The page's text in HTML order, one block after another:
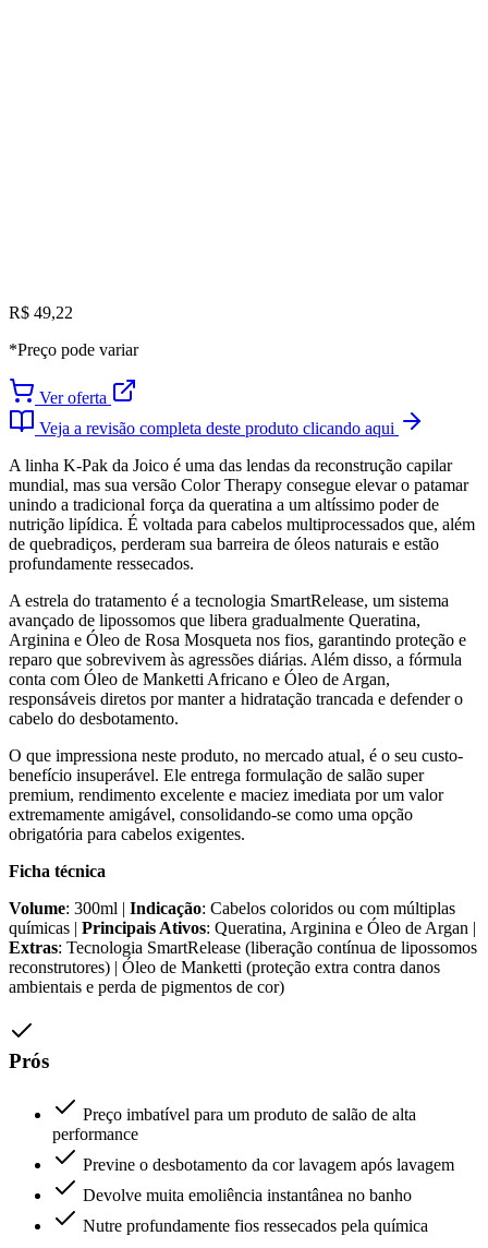
R$ 49,22
*Preço pode variar
Ver oferta
Veja a revisão completa deste produto clicando aqui
A linha K-Pak da Joico é uma das lendas da reconstrução capilar
mundial, mas sua versão Color Therapy consegue elevar o patamar
unindo a tradicional força da queratina a um altíssimo poder de
nutrição lipídica. É voltada para cabelos multiprocessados que, além
de quebradiços, perderam sua barreira de óleos naturais e estão
profundamente ressecados.
A estrela do tratamento é a tecnologia SmartRelease, um sistema
avançado de lipossomos que libera gradualmente Queratina,
Arginina e Óleo de Rosa Mosqueta nos fios, garantindo proteção e
reparo que sobrevivem às agressões diárias. Além disso, a fórmula
conta com Óleo de Manketti Africano e Óleo de Argan,
responsáveis diretos por manter a hidratação trancada e defender o
cabelo do desbotamento.
O que impressiona neste produto, no mercado atual, é o seu custo-
benefício insuperável. Ele entrega formulação de salão super
premium, rendimento excelente e maciez imediata por um valor
extremamente amigável, consolidando-se como uma opção
obrigatória para cabelos exigentes.
Ficha técnica
Volume: 300ml | Indicação: Cabelos coloridos ou com múltiplas
químicas | Principais Ativos: Queratina, Arginina e Óleo de Argan |
Extras: Tecnologia SmartRelease (liberação contínua de lipossomos
reconstrutores) | Óleo de Manketti (proteção extra contra danos
ambientais e perda de pigmentos de cor)
Prós
Preço imbatível para um produto de salão de alta
performance
Previne o desbotamento da cor lavagem após lavagem
Devolve muita emoliência instantânea no banho
Nutre profundamente fios ressecados pela química